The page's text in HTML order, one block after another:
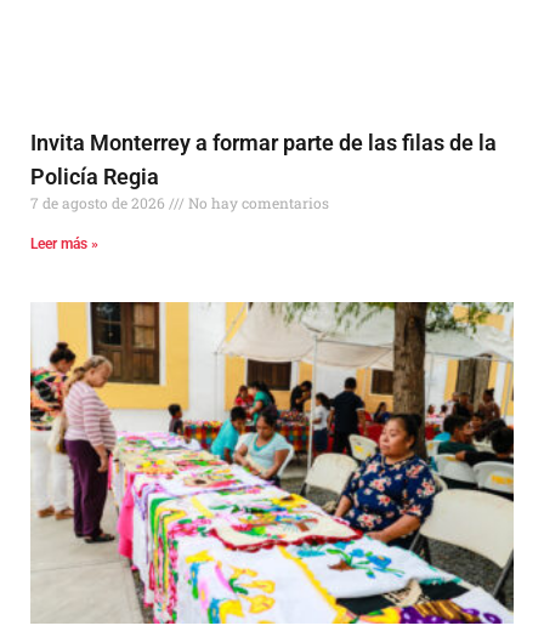
Invita Monterrey a formar parte de las filas de la
Policía Regia
7 de agosto de 2026 No hay comentarios
Leer más »